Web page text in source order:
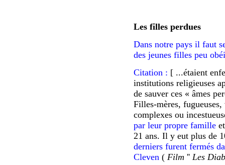
Les filles perdues
Dans notre pays il faut
des jeunes filles peu
Citation : [ ...étaient
institutions religieuses
de sauver ces « âmes
Filles-mères,
complexes ou
par leur propre famille
21 ans. Il y eut plus de
derniers furent fermés
Cleven ( Film '' Les